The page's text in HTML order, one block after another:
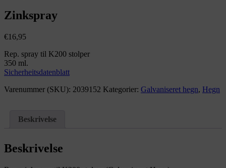
Zinkspray
€16,95
Rep. spray til K200 stolper
350 ml.
Sicherheitsdatenblatt
Varenummer (SKU): 2039152 Kategorier: Galvaniseret hegn, Hegn
Beskrivelse
Beskrivelse